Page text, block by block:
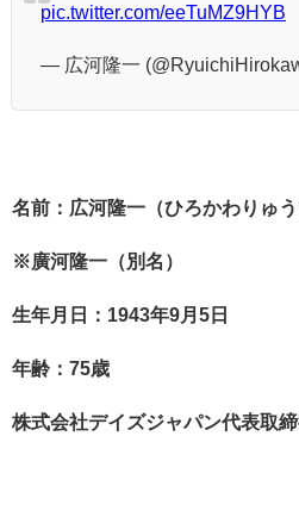
pic.twitter.com/eeTuMZ9HYB
— 広河隆一
名前：広河隆一（ひろかわりゅう
※廣河隆一（別名）
生年月日：1943年9月5日
年齢：75歳
株式会社デイズジャパン代表取